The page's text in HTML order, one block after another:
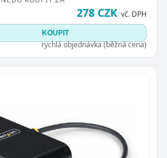
278 CZK vč. DPH
KOUPIT
rychlá objednávka (běžná cena)